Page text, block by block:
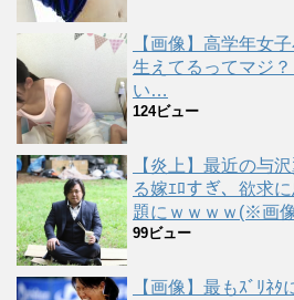
【画像】高学年女
生えてるってマジ
い…
124ビュー
【炎上】最近の与
る嫁ｴﾛすぎ、欲求
題にｗｗｗｗ(※画
99ビュー
【画像】最もｽﾞﾘﾈ